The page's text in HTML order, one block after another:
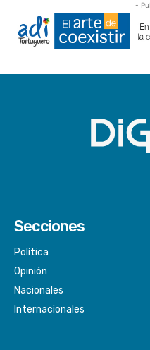
-
Secciones
Política
Opinión
Nacionales
Internacionales